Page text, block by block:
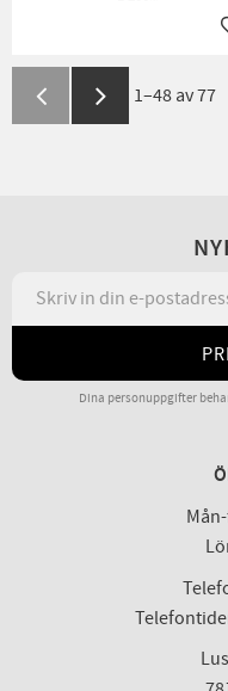
1–48 av77
Dina personuppgifter